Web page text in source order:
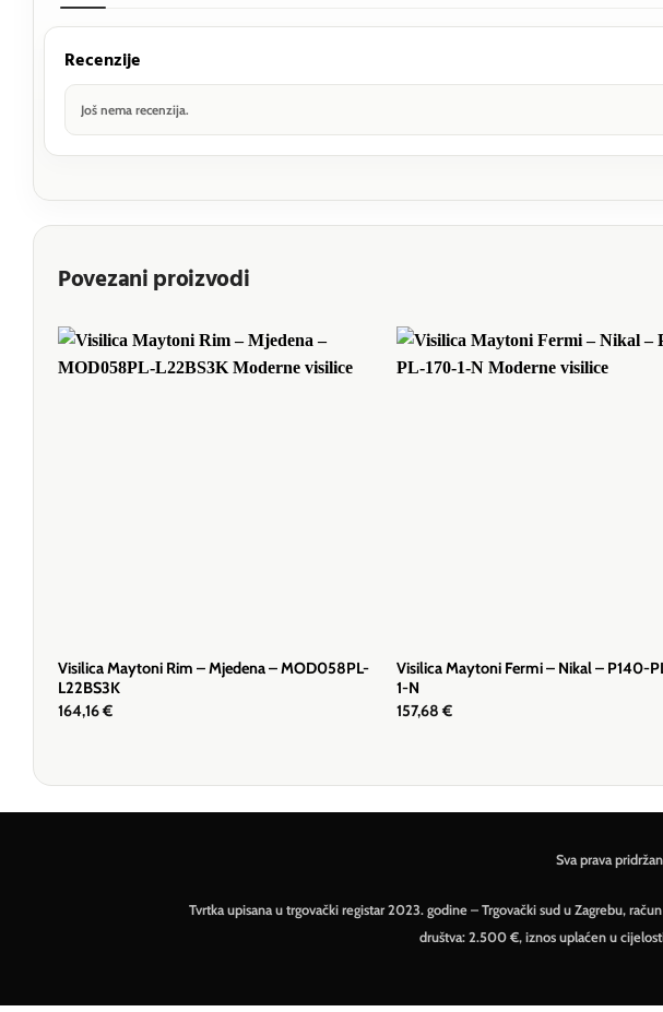
Recenzije
Još nema recenzija.
Povezani proizvodi
Visilica Maytoni Rim – Mjedena – MOD058PL-
L22BS3K
164,16€
Visilica Maytoni Fermi – Nikal – P140-
1-N
157,68€
Sva prava
Tvrtka upisana u trgovački registar 2023. godine – Trgovački sud u Zagrebu,
društva: 2.500 €, iznos uplaćen u